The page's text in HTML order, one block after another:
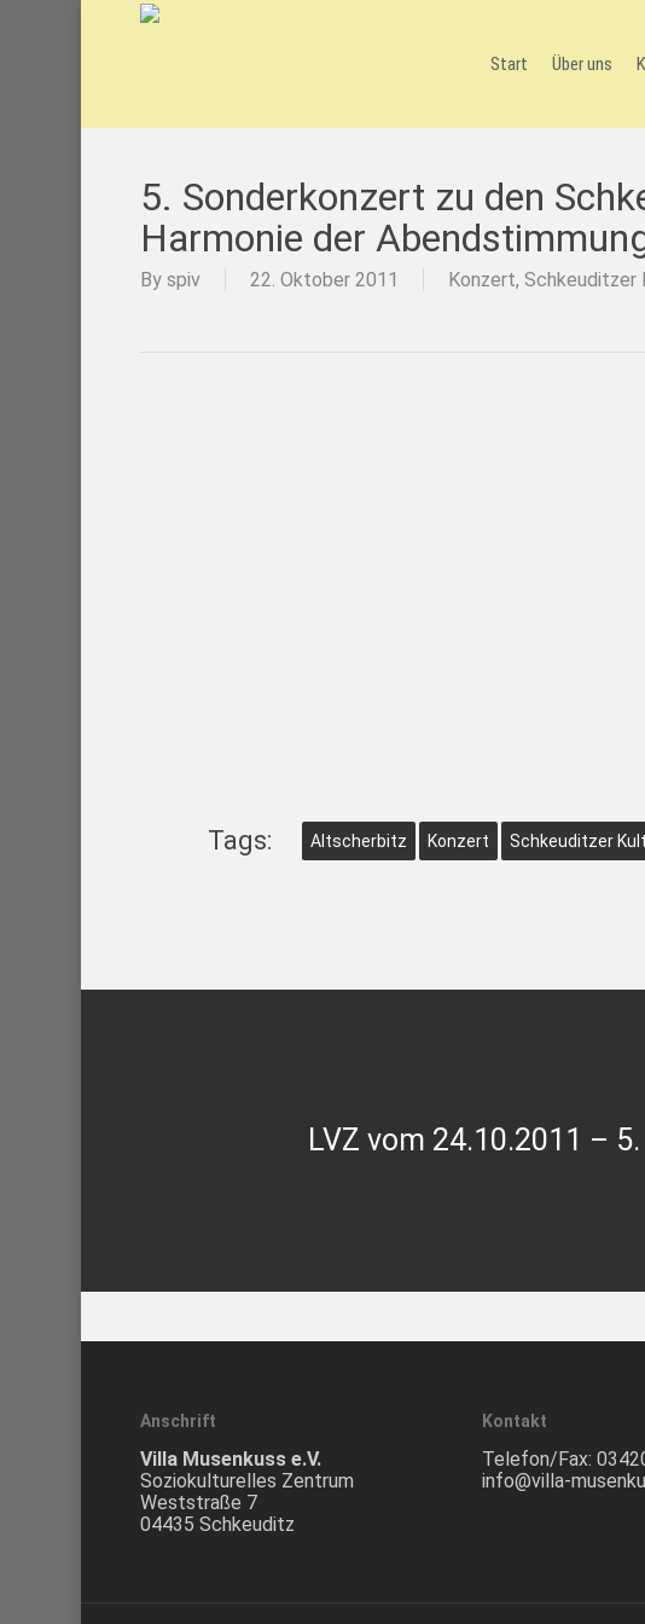
Start Über uns
5. Sonderkonzert zu den
Harmonie der
By spiv 22. Oktober 2011 Konzert, Schkeuditzer
Tags: Altscherbitz Konzert Schkeuditzer
LVZ vom 24.10.2011 –
Anschrift
Villa Musenkuss e.V.
Soziokulturelles Zentrum
Weststraße 7
04435 Schkeuditz
Kontakt
Telefon/Fax:
info@villa-